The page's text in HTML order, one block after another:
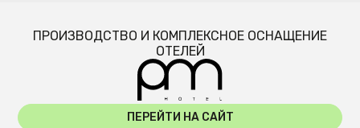
ПРОИЗВОДСТВО И КОМПЛЕКСНОЕ ОСНАЩЕНИЕ
ОТЕЛЕЙ
ПЕРЕЙТИ НА САЙТ